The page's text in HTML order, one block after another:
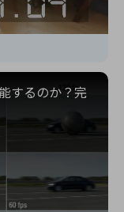
するのか？完